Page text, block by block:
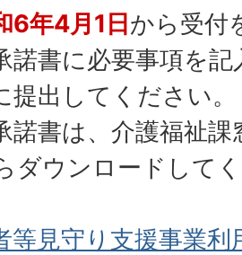
6年4月1日から受付
諾書に必要事項を
提出してください。
諾書は、介護福祉
ダウンロードして
等見守り支援事業